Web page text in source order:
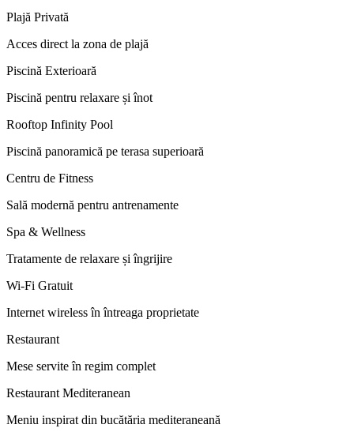
Plajă Privată
Acces direct la zona de plajă
Piscină Exterioară
Piscină pentru relaxare și înot
Rooftop Infinity Pool
Piscină panoramică pe terasa superioară
Centru de Fitness
Sală modernă pentru antrenamente
Spa & Wellness
Tratamente de relaxare și îngrijire
Wi-Fi Gratuit
Internet wireless în întreaga proprietate
Restaurant
Mese servite în regim complet
Restaurant Mediteranean
Meniu inspirat din bucătăria mediteraneană